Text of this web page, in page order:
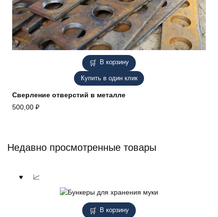
В корзину
Купить в один клик
Сверление отверстий в металле
500,00 ₽
Недавно просмотренные товары
В корзину